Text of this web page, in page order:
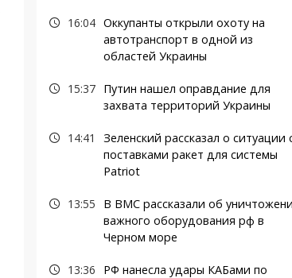
16:04 Оккупанты открыли охоту на
автотранспорт в одной из
областей Украины
15:37
Путин нашел оправдание для
захвата территорий Украины
14:41
Зеленский рассказал о ситуации
поставками ракет для системы
Patriot
13:55
В ВМС рассказали об
важного оборудования рф в
Черном море
13:36
РФ нанесла удары КАБами по